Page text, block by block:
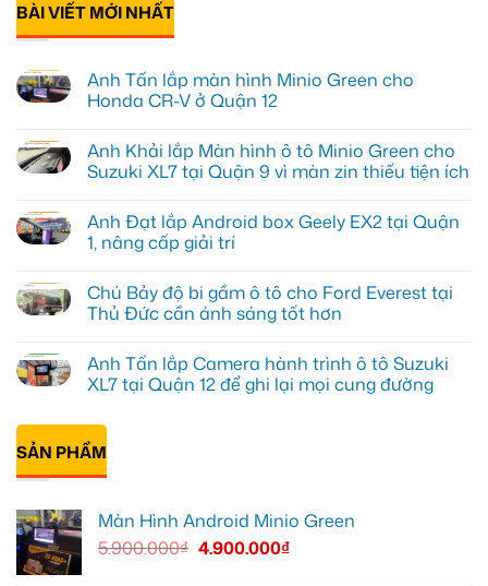
BÀI VIẾT MỚI NHẤT
Anh Tấn lắp màn hình Minio Green cho
Honda CR-V ở Quận 12
bình
luận
ở
lắp
màn
hình
cho
Honda
CR-
Quận
12
Anh Khải lắp Màn hình ô tô Minio Green cho
Suzuki XL7 tại Quận 9 vì màn zin thiếu tiện ích
bình
luận
ở
lắp
Màn
hình
Minio
Green
cho
Quận
9
vì
thiếu
ích
Anh Đạt lắp Android box Geely EX2 tại Quận
1, nâng cấp giải trí
bình
luận
ở
lắp
Android
box
Quận
1,
nâng
Chú Bảy độ bi gầm ô tô cho Ford Everest tại
Thủ Đức cần ánh sáng tốt hơn
bình
luận
ở
bi
gầm
ô
Ford
Everest
tại
Anh Tấn lắp Camera hành trình ô tô Suzuki
XL7 tại Quận 12 để ghi lại mọi cung đường
có
luận
ở
Anh
Camera
trình
SẢN PHẨM
Màn Hình Android Minio Green
5.900.000₫ 4.900.000₫